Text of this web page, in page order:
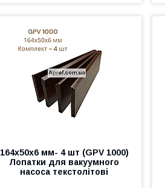
164х50х6 мм- 4 шт (GPV 1000)
Лопатки для вакуумного
насоса текстолітові